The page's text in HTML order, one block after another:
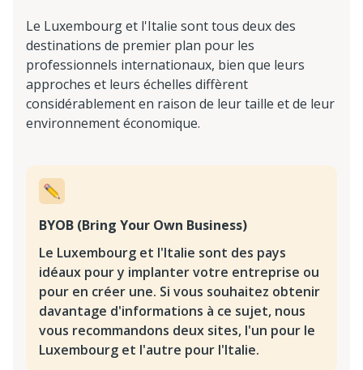
Le Luxembourg et l'Italie sont tous deux des
destinations de premier plan pour les
professionnels internationaux, bien que leurs
approches et leurs échelles diffèrent
considérablement en raison de leur taille et de leur
environnement économique.
BYOB (Bring Your Own Business)
Le Luxembourg et l'Italie sont des pays
idéaux pour y implanter votre entreprise ou
pour en créer une. Si vous souhaitez obtenir
davantage d'informations à ce sujet, nous
vous recommandons deux sites, l'un pour le
Luxembourg et l'autre pour l'Italie.